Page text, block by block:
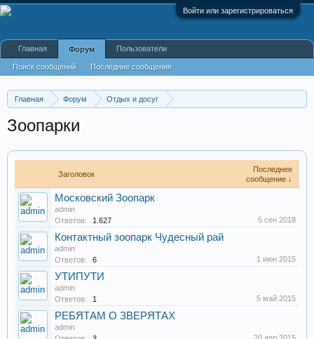
Войти или зарегистрироваться
Главная Форум
Отдых и досуг
Зоопарки
Заголовок
Последнее
сообщение ↓
Московский Зоопарк
admin
Ответов:
1.627 5 сен 2018
Контактный зоопарк Чудесный рай
admin
Ответов:
6 1 июн 2015
УТИПУТИ
admin
Ответов:
1 5 май 2015
РЕБЯТАМ О ЗВЕРЯТАХ
admin
Главная Форум
Поиск сообщений Последние сообщения
Пользователи